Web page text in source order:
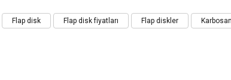
Bu ürüne ilk yorumu siz yapın!
Flap disk Flap disk fiyatları Flap diskler